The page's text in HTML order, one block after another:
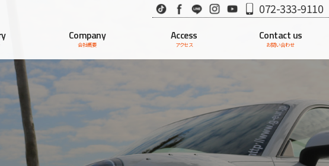
TikTok Facebook
LINE InstagramYoutube072-333-9110
Company
会社概要
Access
アクセス
Contact us
お問い合わせ